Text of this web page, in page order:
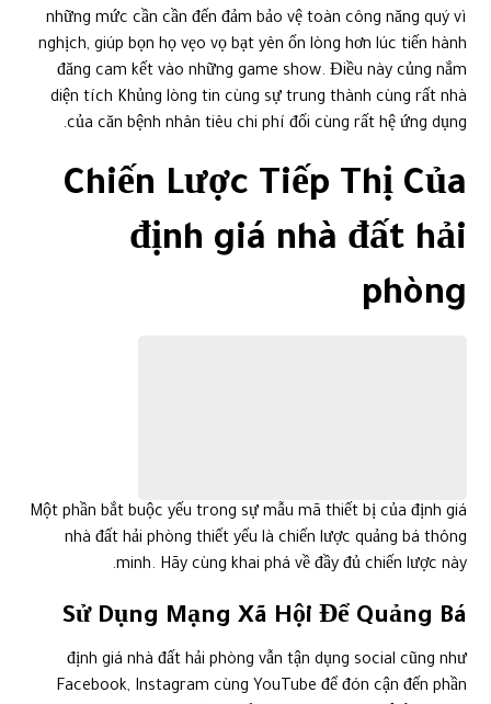
những mức cần cần đến đảm bảo vệ toàn công năng quý vì
nghịch, giúp bọn họ vẹo vọ bạt yên ổn lòng hơn lúc tiến hành
đăng cam kết vào những game show. Điều này củng nắm
diện tích Khủng lòng tin cùng sự trung thành cùng rất nhà
của căn bệnh nhân tiêu chi phí đối cùng rất hệ ứng dụng.
Chiến Lược Tiếp Thị Của
định giá nhà đất hải
phòng
định giá nhà đất hải phòng vẫn tận dụng social cũng như
Facebook, Instagram cùng YouTube để đón cận đến phần
đông quý vì nghịch. Các quảng cáo phía trên hệ ứng dụng
giới thiệu duyên dáng, liên quan đến game.
Thông qua bài xích toán nhắc rằng video gameplay,
livestream, cùng những bài xích viết lôi cuốn, định giá nhà đất